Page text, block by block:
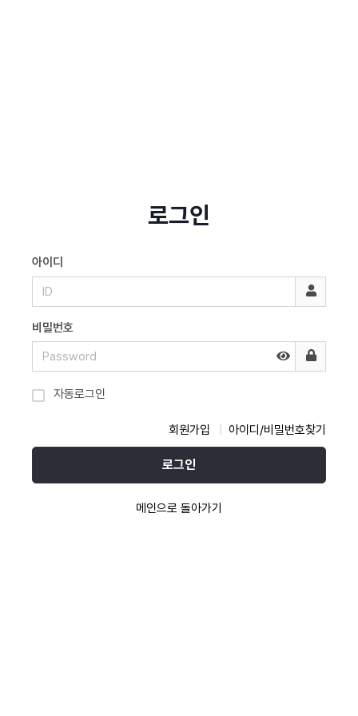
로그인
아이디
비밀번호
자동로그인
회원가입 아이디/비밀번호찾기
로그인
메인으로 돌아가기